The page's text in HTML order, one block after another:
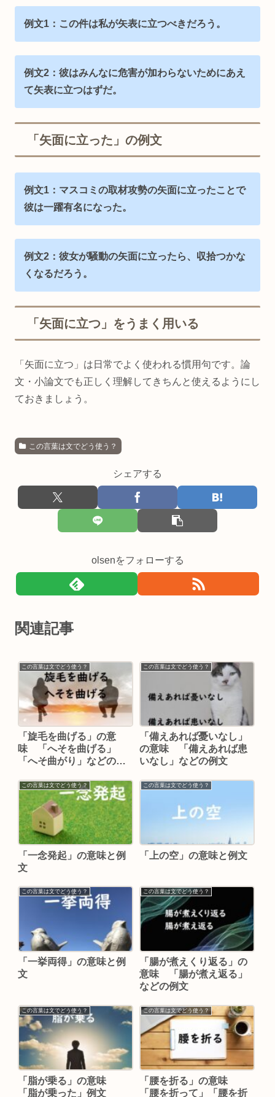
例文1：この件は私が矢表に立つべきだろう。
例文2：彼はみんなに危害が加わらないためにあえ
て矢表に立つはずだ。
「矢面に立った」の例文
例文1：マスコミの取材攻勢の矢面に立ったことで
彼は一躍有名になった。
例文2：彼女が騒動の矢面に立ったら、収拾つかな
くなるだろう。
「矢面に立つ」をうまく用いる
「矢面に立つ」は日常でよく使われる慣用句です。論
文・小論文でも正しく理解してきちんと使えるようにし
ておきましょう。
この言葉は文でどう使う？
シェアする
olsenをフォローする
関連記事
この言葉は文でどう使う？
「旋毛を曲げる」の意
味 「へそを曲げる」
「へそ曲がり」などの例
この言葉は文でどう使う？
「備えあれば憂いなし」
の意味 「備えあれば患
いなし」などの例文
この言葉は文でどう使う？
「一念発起」の意味と例
文
この言葉は文でどう使う？
「上の空」の意味と例文
この言葉は文でどう使う？
「一挙両得」の意味と例
文
この言葉は文でどう使う？
「腸が煮えくり返る」の
意味 「腸が煮え返る」
などの例文
この言葉は文でどう使う？
「脂が乗る」の意味
「脂が乗った」例文
この言葉は文でどう使う？
「腰を折る」の意味
「腰を折って」「腰を折